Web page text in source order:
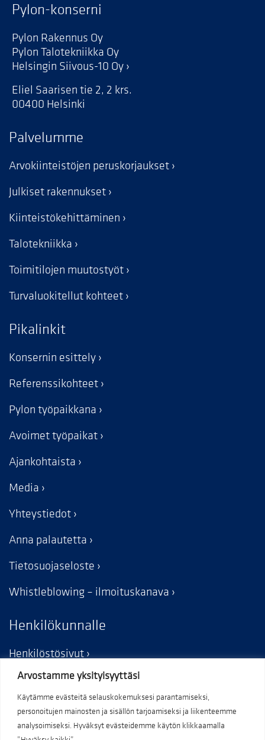
Arvostamme yksityisyyttäsi
Käytämme evästeitä selauskokemuksesi parantamiseksi,
personoitujen mainosten ja sisällön tarjoamiseksi ja liikenteemme
analysoimiseksi. Hyväksyt evästeidemme käytön klikkaamalla
Pylon-konserni
Pylon Rakennus Oy
Pylon Talotekniikka Oy
Helsingin Siivous-10 Oy
Eliel Saarisen tie 2, 2 krs.
00400 Helsinki
Palvelumme
Arvokiinteistöjen peruskorjaukset
Julkiset rakennukset
Kiinteistökehittäminen
Talotekniikka
Toimitilojen muutostyöt
Turvaluokitellut kohteet
Pikalinkit
Konsernin esittely
Referenssikohteet
Pylon työpaikkana
Avoimet työpaikat
Ajankohtaista
Media
Yhteystiedot
Anna palautetta
Tietosuojaseloste
Whistleblowing – ilmoituskanava
Henkilökunnalle
Henkilöstösivut